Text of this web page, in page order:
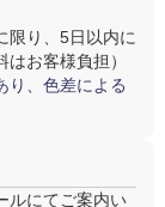
限り、5日以内に
お客様負担）
り、色差による
ルにてご案内い